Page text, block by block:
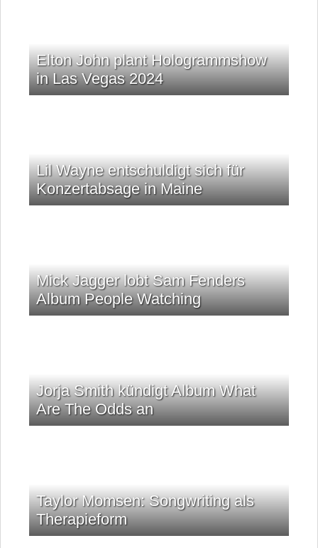
Elton John plant Hologrammshow
in Las Vegas 2024
Lil Wayne entschuldigt sich für
Konzertabsage in Maine
Mick Jagger lobt Sam Fenders
Album People Watching
Jorja Smith kündigt Album What
Are The Odds an
Taylor Momsen: Songwriting als
Therapieform